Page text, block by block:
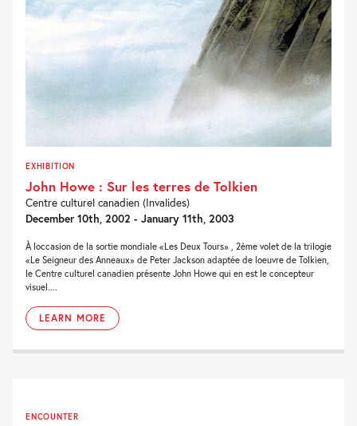
EXHIBITION
John Howe : Sur les terres de Tolkien
Centre culturel canadien (Invalides)
December 10th, 2002 - January 11th, 2003
À loccasion de la sortie mondiale «Les Deux Tours» , 2ème volet de la trilogie
«Le Seigneur des Anneaux» de Peter Jackson adaptée de loeuvre de Tolkien,
le Centre culturel canadien présente John Howe qui en est le concepteur
visuel....
LEARN MORE
ENCOUNTER